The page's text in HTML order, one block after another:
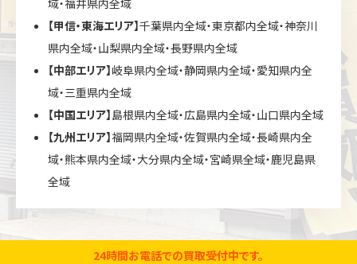
【甲信・東海エリア】千葉県内全域・東京都内全域・神奈川
県内全域・山梨県内全域・長野県内全域
【中部エリア】岐阜県内全域・静岡県内全域・愛知県内全
域・三重県内全域
【中国エリア】島根県内全域・広島県内全域・山口県内全域
【九州エリア】福岡県内全域・佐賀県内全域・長崎県内全
域・熊本県内全域・大分県内全域・宮崎県全域・鹿児島県
全域
24時間お電話での買取受付中です。